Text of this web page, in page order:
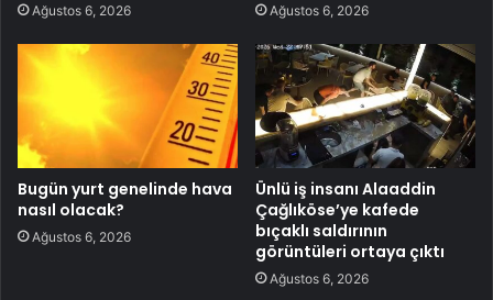
Ağustos 6, 2026 Ağustos 6, 2026
Bugün yurt genelinde hava
nasıl olacak?
Ağustos 6, 2026
Ünlü iş insanı Alaaddin
Çağlıköse’ye kafede
bıçaklı saldırının
görüntüleri ortaya çıktı
Ağustos 6, 2026